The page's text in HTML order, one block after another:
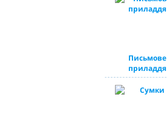
Письмове
приладдя